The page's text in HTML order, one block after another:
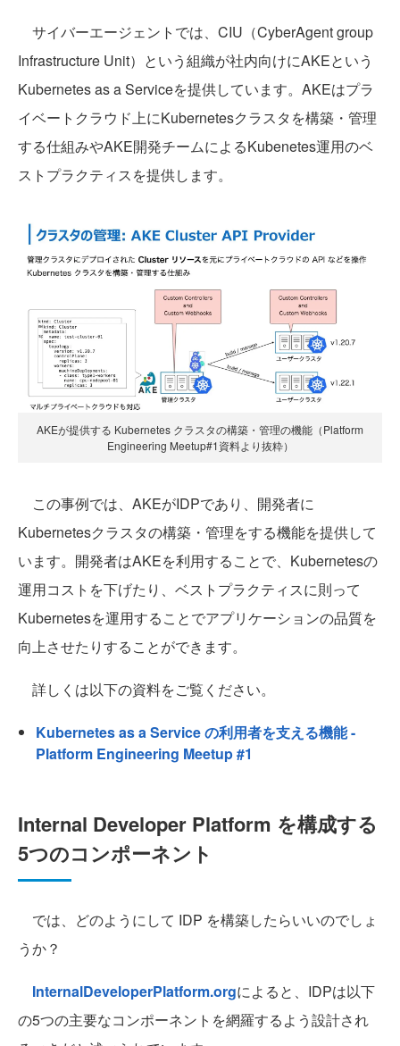
サイバーエージェントでは、CIU（CyberAgent group
Infrastructure Unit）という組織が社内向けにAKEという
Kubernetes as a Serviceを提供しています。AKEはプラ
イベートクラウド上にKubernetesクラスタを構築・管理
する仕組みやAKE開発チームによるKubenetes運用のベ
ストプラクティスを提供します。
AKEが提供する Kubernetes クラスタの構築・管理の機能（Platform
Engineering Meetup#1資料より抜粋）
この事例では、AKEがIDPであり、開発者に
Kubernetesクラスタの構築・管理をする機能を提供して
います。開発者はAKEを利用することで、Kubernetesの
運用コストを下げたり、ベストプラクティスに則って
Kubernetesを運用することでアプリケーションの品質を
向上させたりすることができます。
詳しくは以下の資料をご覧ください。
Kubernetes as a Service の利用者を支える機能 -
Platform Engineering Meetup #1
Internal Developer Platform を構成する
5つのコンポーネント
では、どのようにして IDP を構築したらいいのでしょ
うか？
InternalDeveloperPlatform.orgによると、IDPは以下
の5つの主要なコンポーネントを網羅するよう設計され